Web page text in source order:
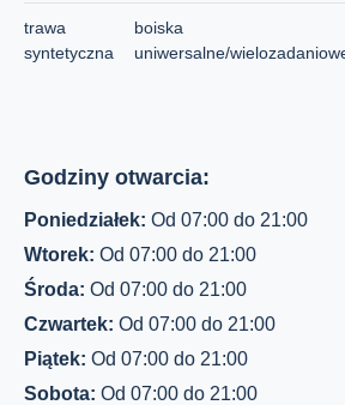
trawa
syntetyczna
boiska
uniwersalne/
Godziny otwarcia:
Poniedziałek: Od 07:00 do 21:00
Wtorek: Od 07:00 do 21:00
Środa: Od 07:00 do 21:00
Czwartek: Od 07:00 do 21:00
Piątek: Od 07:00 do 21:00
Sobota: Od 07:00 do 21:00